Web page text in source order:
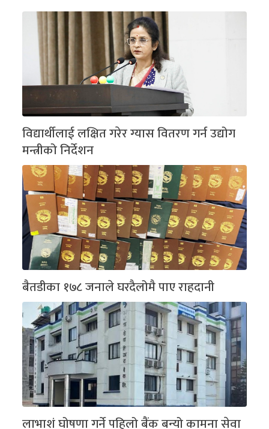
विद्यार्थीलाई लक्षित गरेर ग्यास वितरण गर्न उद्योग
मन्त्रीको निर्देशन
बैतडीका १७८ जनाले घरदैलोमै पाए राहदानी
लाभाशं घोषणा गर्ने पहिलो बैंक बन्यो कामना सेवा